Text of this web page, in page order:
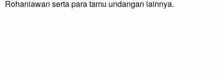
Rohaniawan serta para tamu undangan lainnya.